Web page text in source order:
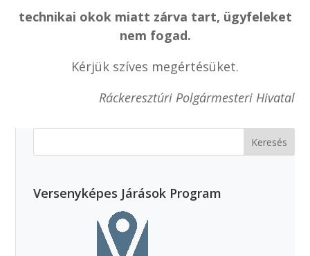
technikai okok miatt zárva tart, ügyfeleket
nem fogad.
Kérjük szíves megértésüket.
Ráckeresztúri Polgármesteri Hivatal
Versenyképes Járások Program